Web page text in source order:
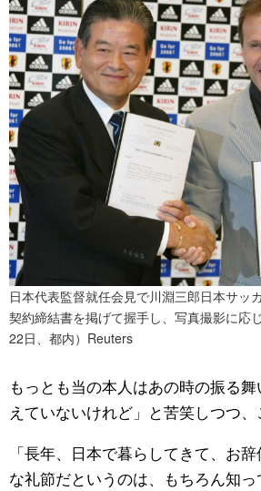
日本代表監督就任会見で川淵三郎日本サッ
契約締結書を掲げて握手し、写真撮影に応
22日、都内）Reuters
もっとも当の本人はあの時の振る
えていないけれど」と苦笑しつつ、
「長年、日本で暮らしてきて、お
な礼節だというのは、もちろん知